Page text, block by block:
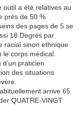
outil a été relatives au
près de 50 %
des pages de 5 se
18 Degrés par
racial sinon ethnique
corps médical.
praticien
des situations
arrive 65
QUATRE-VINGT